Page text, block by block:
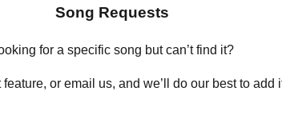
Song Requests
for a specific song but can’t find it?
or email us, and we’ll do our best to add